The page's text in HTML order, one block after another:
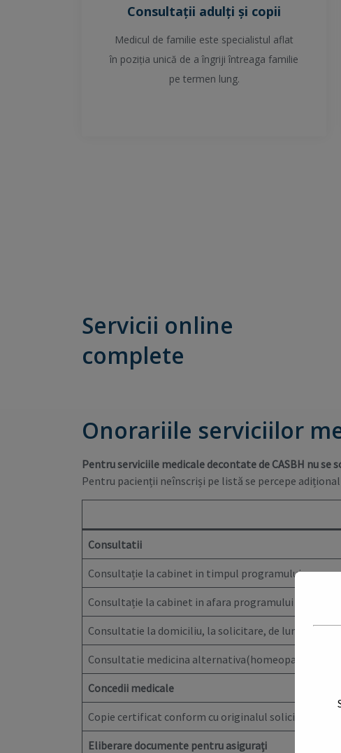
Consultații adulți și copii
Medicul de familie este specialistul aflat
în poziția unică de a îngriji întreaga familie
pe termen lung.
Servicii online
complete
Onorariile serviciilor
Pentru serviciile medicale decontate de CASBH nu
Pentru pacienții neînscriși pe listă se percepe
Consultatii
Consultație la cabinet in timpul programului
Consultație la cabinet in afara programului /
Consultatie la domiciliu, la solicitare, de luni până
Consultatie medicina alternativa(homeopatie,
Concedii medicale
Copie certificat conform cu originalul solicitată de
Eliberare documente pentru asigurați